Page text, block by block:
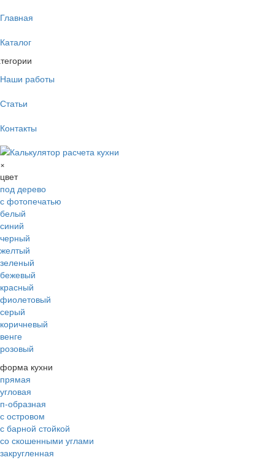
Главная
Каталог
Наши работы
Статьи
Контакты
×
цвет
под дерево
с фотопечатью
белый
синий
черный
желтый
зеленый
бежевый
красный
фиолетовый
серый
коричневый
венге
розовый
форма кухни
прямая
угловая
п-образная
с островом
с барной стойкой
со скошенными углами
закругленная